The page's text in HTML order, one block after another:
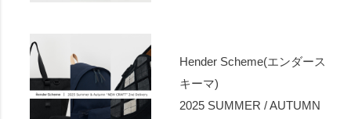
Hender Scheme(エンダース
キーマ)
2025 SUMMER / AUTUMN